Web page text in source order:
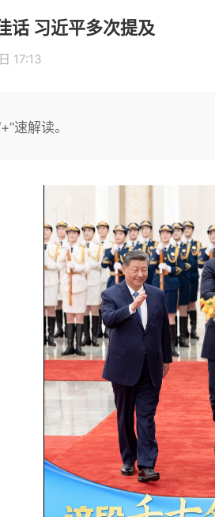
话 习近平多次提及
17:13
速解读。